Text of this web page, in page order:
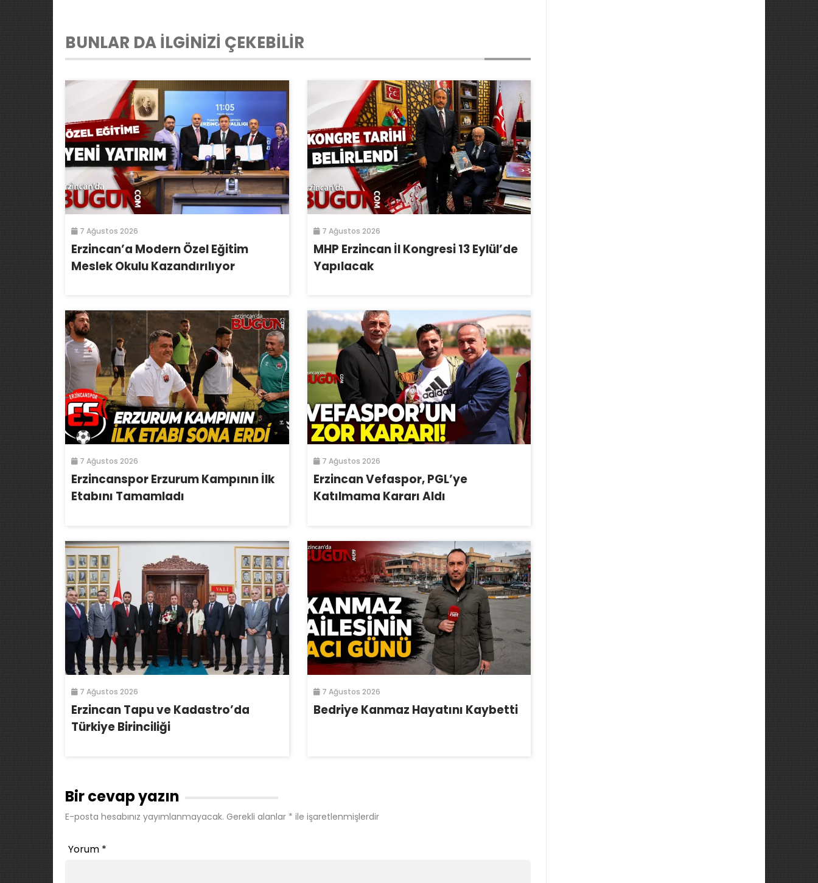
BUNLAR DA İLGİNİZİ ÇEKEBİLİR
7 Ağustos 2026
Erzincan’a Modern Özel Eğitim
Meslek Okulu Kazandırılıyor
7 Ağustos 2026
MHP Erzincan İl Kongresi 13 Eylül’de
Yapılacak
7 Ağustos 2026
Erzincanspor Erzurum Kampının İlk
Etabını Tamamladı
7 Ağustos 2026
Erzincan Vefaspor, PGL’ye
Katılmama Kararı Aldı
7 Ağustos 2026
Erzincan Tapu ve Kadastro’da
Türkiye Birinciliği
7 Ağustos 2026
Bedriye Kanmaz Hayatını Kaybetti
Bir cevap yazın
E-posta hesabınız yayımlanmayacak. Gerekli alanlar * ile işaretlenmişlerdir
Yorum *